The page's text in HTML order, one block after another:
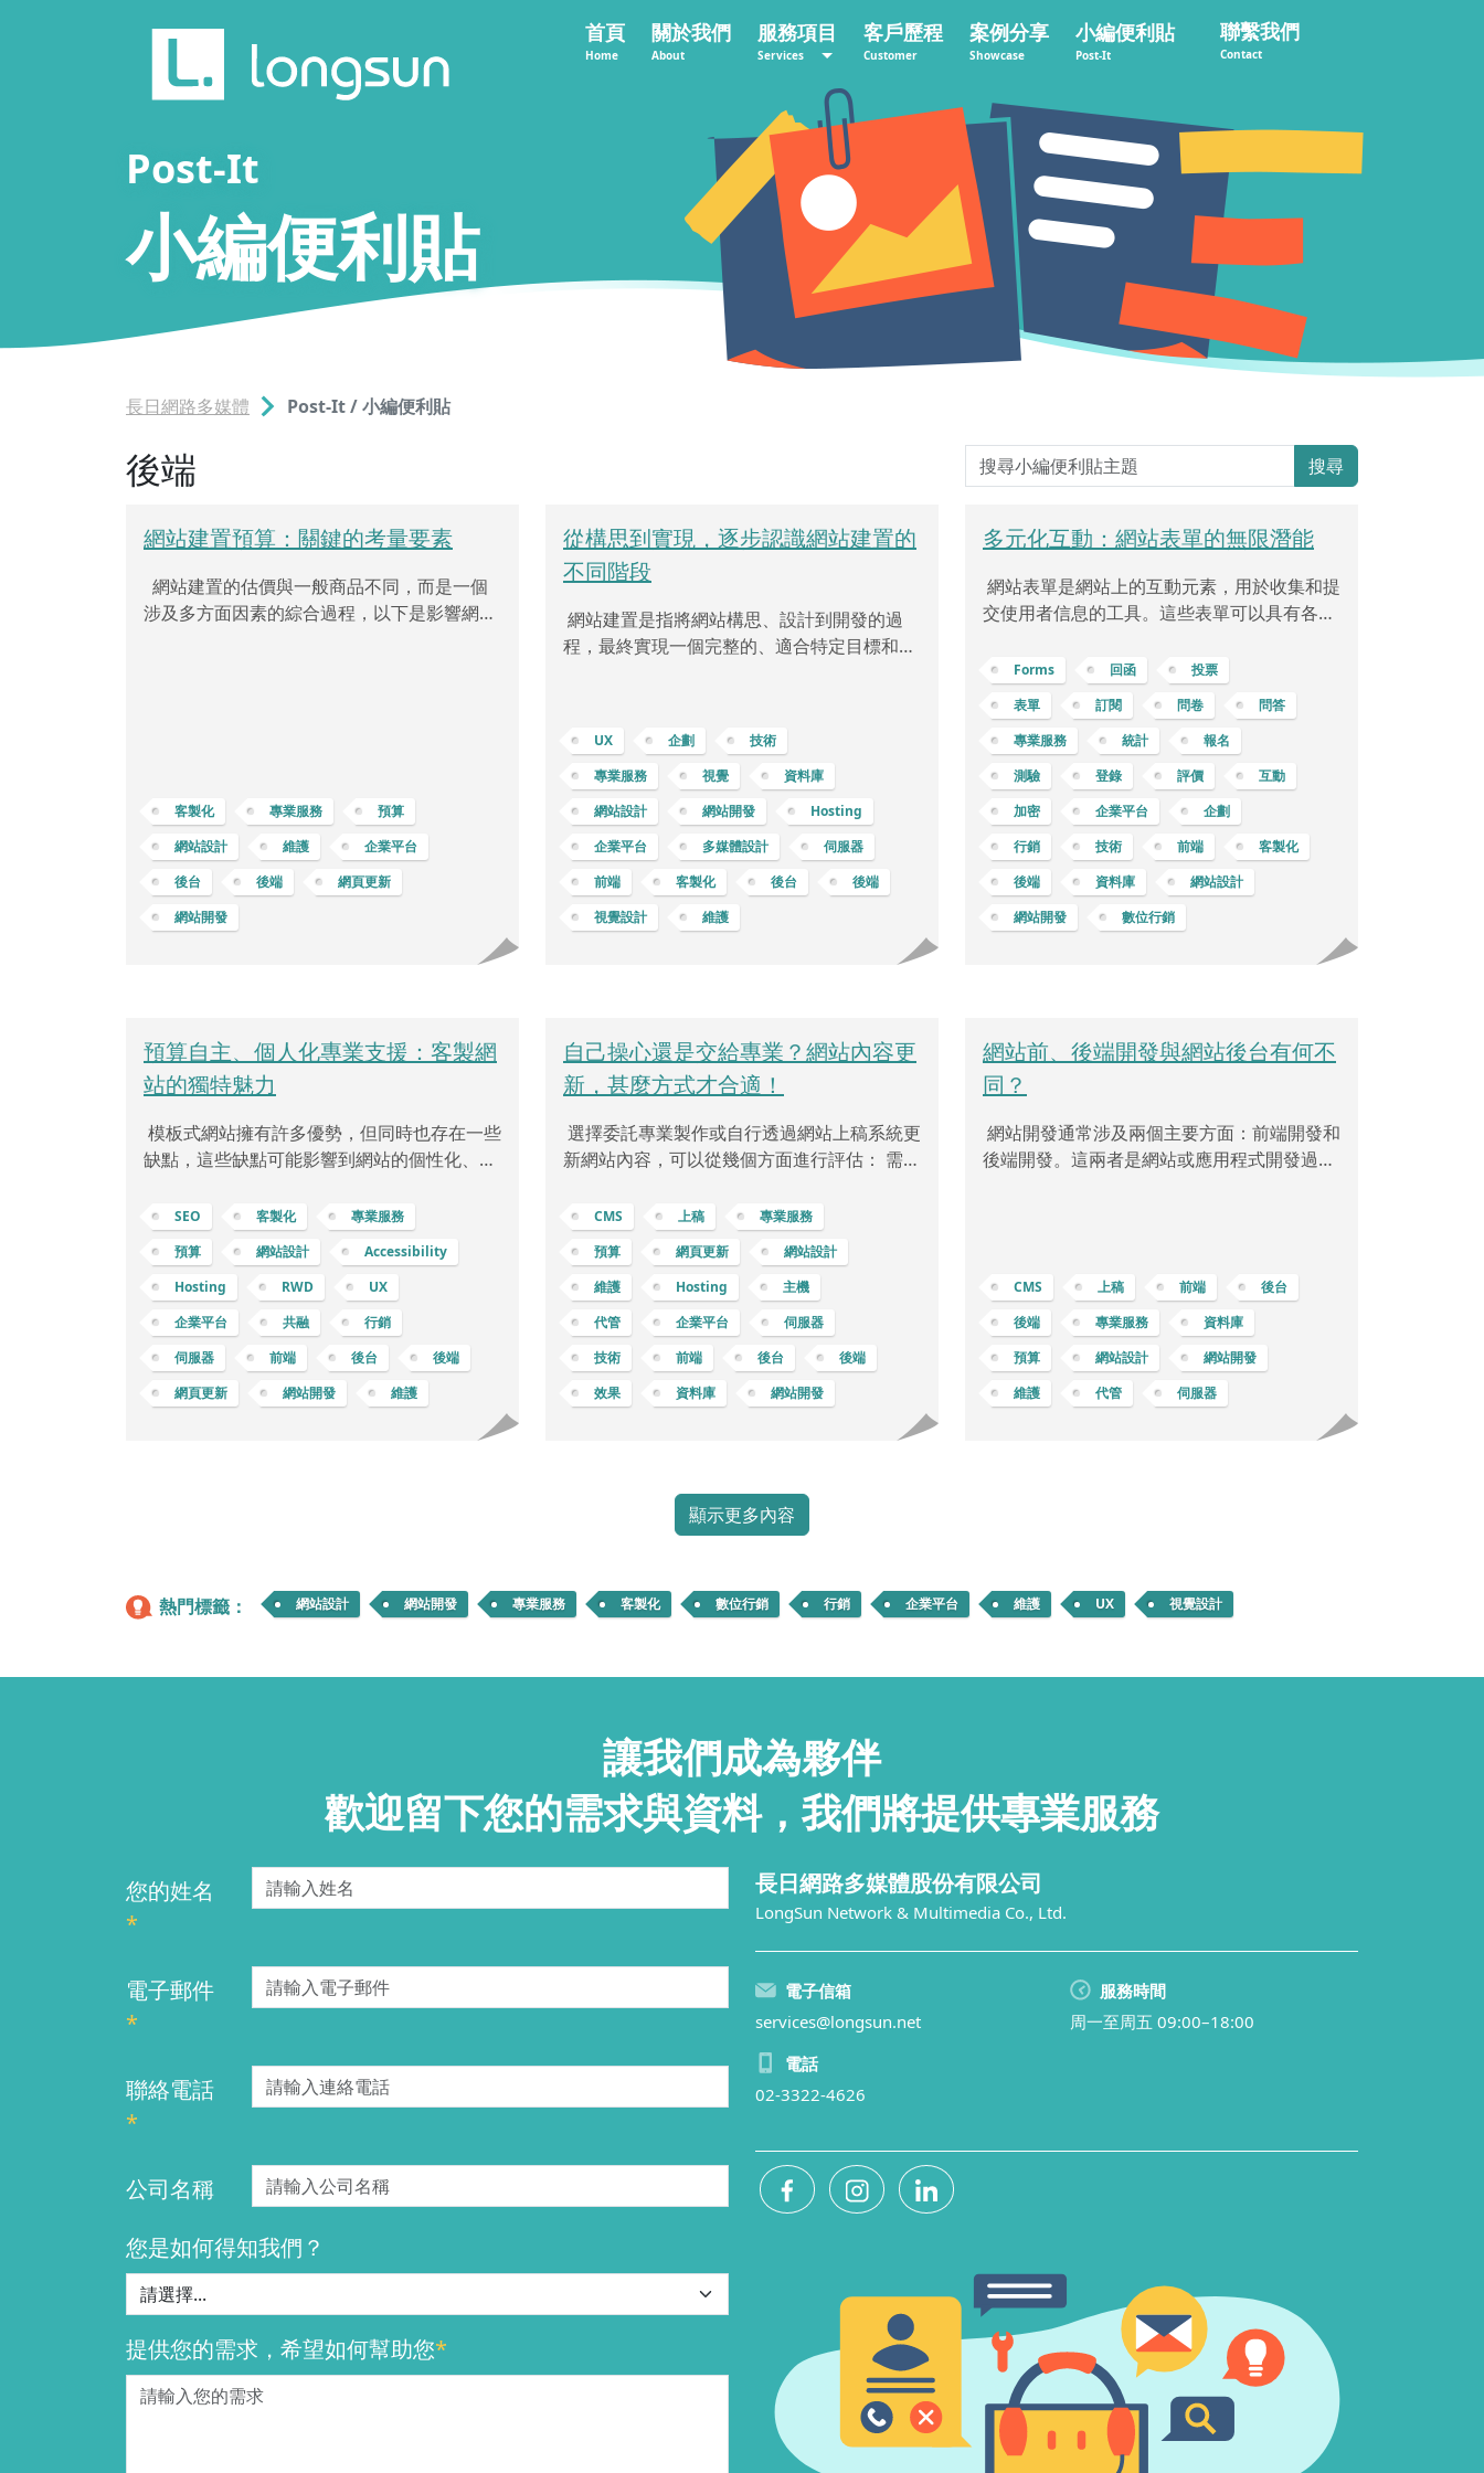
首頁
Home
關於我們
About
服務項目
Services
客戶歷程
Customer
案例分享
Showcase
小編便利貼
Post-It
聯繫我們
Contact
Post-It
小編便利貼
長日網路多媒體 Post-It / 小編便利貼
後端 搜尋
網站建置預算：關鍵的考量要素
網站建置的估價與一般商品不同，而是一個
涉及多方面因素的綜合過程，以下是影響網站
會高於一個靜態、單純的網站。 網站客製化程
度不同客戶對於網站的需求不同，有些客戶希
望有高度客製化或專屬的 UI/UX 獨特設計風
格，這可能需要更多
客製化 專業服務
預算
網站設計
維護
企業平台
後台
後端
網頁更新
網站開發
從構思到實現，逐步認識網站建置的
不同階段
網站建置是指將網站構思、設計到開發的過
程，最終實現一個完整的、適合特定目標和需
括了確定網站的受眾、功能、內容和結構。隨
之，網站設計師將根據這些需求和目標，開始
設計網站的外觀和使用者體驗。這包括了視覺
風格、導航、排版、圖形和互動元素等方面。
一旦設計確定，開發團隊開始進行網站的實體
構建。前端開發人員負責建立網站的使用者界
面，後端開發人員則負責伺服器端的運作，確
保網站的正常運行和安
UX 企劃
技術
專業服務
視覺
資料庫
網站設計
網站開發
Hosting
企業平台
多媒體設計
伺服器
前端
客製化 後台
後端
視覺設計
維護
多元化互動：網站表單的無限潛能
網站表單是網站上的互動元素，用於收集和提
交使用者信息的工具。這些表單可以具有各種
動報名、回函抽獎、心理測驗等等。 訂閱表
單：用於收集使用者的電子郵件地址，以便定
期發送最新消息、特別優惠或通訊。聯絡表
單：讓訪客可以與網站管理員或業務聯絡，提
供反饋、詢問問題或索取更多資訊。評論表
單：供訪客在網站文章、產品頁面或社群媒體
上發表評論或意見。問卷調查表單：用於收集
使用者的觀點、反饋或市場調查，幫助了解使
用者需求和喜好。活動報名表單：讓人們報名
參加線上或線
Forms 回函
投票
表單
訂閱 問卷
問答
專業服務
統計
報名
測驗
登錄 評價
互動
加密
企業平台
企劃
行銷
技術 前端
客製化
後端
資料庫
網站設計
網站開發
數位行銷
預算自主、個人化專業支援：客製網
站的獨特魅力
模板式網站擁有許多優勢，但同時也存在一些
缺點，這些缺點可能影響到網站的個性化、功
式網站可能會受限於樣式和配置的固定模板，
因此在設計上缺乏獨特性，難以突顯獨特的品
牌風格和形象。限制自定義功能：雖然許多模
板提供了一些基本功能，但當企業或個人需要
特定的功能時，模板的靈活性和自定義能力可
能會受到限制。可能存在性能問題：一些模板
可能包含大量不必要的代碼或功能，導致網站
載入速度變慢，這可能會影響使用者體驗和搜
尋引擎排名。更新和支援問題：如果模板提供
SEO 客製化
專業服務
預算
網站設計
Accessibility
Hosting
RWD
UX
企業平台
共融
行銷
伺服器
前端 後台
後端
網頁更新
網站開發 維護
自己操心還是交給專業？網站內容更
新，甚麼方式才合適！
選擇委託專業製作或自行透過網站上稿系統更
新網站內容，可以從幾個方面進行評估： 需求
望網站達到的功能、風格和資訊更新的頻率。
技術要求與知識水準：檢視自身或團隊是否具
備更新網站所需的技術和知識水準。維護網站
需要熟悉的技能和專業知識。時間與效率：考
慮能夠投入的時間，以及自行更新網站所需的
時間和成本。委託專業可能會更迅速地完成更
新。成本與預算：考慮委託專業的成本，以及
自行更新所需的支出。評估預算並確定最具成
本效益的選擇。技術支援和維護：考慮委託專
CMS 上稿
專業服務
預算
網頁更新
網站設計
維護
Hosting
主機
代管
企業平台
伺服器
技術
前端 後台
後端
效果
資料庫 網站開發
網站前、後端開發與網站後台有何不
同？
網站開發通常涉及兩個主要方面：前端開發和
後端開發。這兩者是網站或應用程式開發過程
部分。它包括了網站的設計、布局、互動性和
使用者體驗等方面的工作，如跨瀏覽器相容
性、響應式設計 … 等等。前端開發者使用
HTML、CSS 和 JavaScript 等技術來建立網頁
並實現互動功能。負責確保網站的外觀
CMS 上稿 前端
後台
後端
專業服務
資料庫
預算
網站設計
網站開發
維護
代管 伺服器
顯示更多內容
熱門標籤： 網站設計 網站開發 專業服務 客製化 數位行銷 行銷 企業平台 維護 UX 視覺設計
讓我們成為夥伴
歡迎留下您的需求與資料，我們將提供專業服務
您的姓名
*
電子郵件
*
聯絡電話
*
公司名稱
您是如何得知我們？
提供您的需求，希望如何幫助您*
長日網路多媒體股份有限公司
LongSun Network & Multimedia Co., Ltd.
電子信箱
services@longsun.net
服務時間
周一至周五 09:00–18:00
電話
02-3322-4626